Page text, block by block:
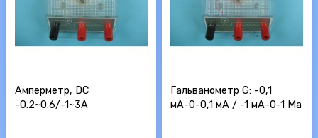
Амперметр, DC
-0.2~0.6/-1~3A
Гальванометр G: -0,1
мА-0-0,1 мА / -1 мА-0-1 Ма